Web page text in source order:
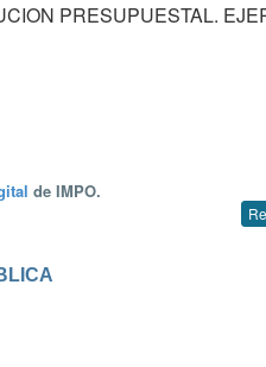
PRESUPUESTAL.
de IMPO.